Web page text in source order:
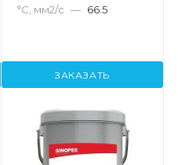
°С, мм2/с — 66.5
ЗАКАЗАТЬ